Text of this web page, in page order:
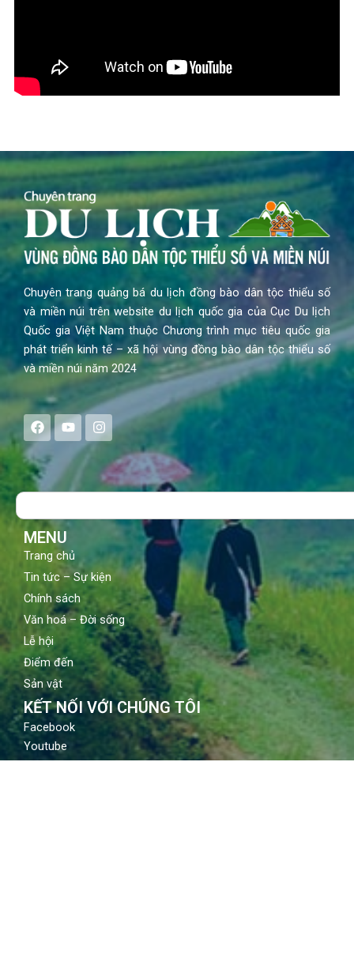
Chuyên trang quảng bá du lịch đồng bào dân tộc thiểu số
và miền núi trên website du lịch quốc gia của Cục Du lịch
Quốc gia Việt Nam thuộc Chương trình mục tiêu quốc gia
phát triển kinh tế – xã hội vùng đồng bào dân tộc thiểu số
và miền núi năm 2024
F
a
c
e
b
o
Y
o
u
t
u
b
I
n
s
a
g
Search
MENU
Trang chủ
Tin tức – Sự kiện
Chính sách
Văn hoá – Đời sống
Lễ hội
Điểm đến
Sản vật
KẾT NỐI VỚI CHÚNG TÔI
Facebook
Youtube
Instagram